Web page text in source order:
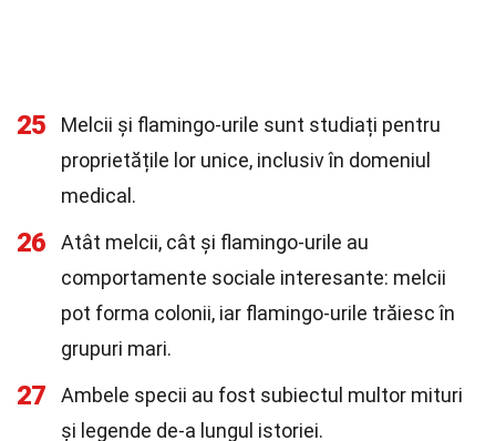
25
Melcii și flamingo-urile sunt studiați pentru
proprietățile lor unice, inclusiv în domeniul
medical.
26
Atât melcii, cât și flamingo-urile au
comportamente sociale interesante: melcii
pot forma colonii, iar flamingo-urile trăiesc în
grupuri mari.
27
Ambele specii au fost subiectul multor mituri
și legende de-a lungul istoriei.